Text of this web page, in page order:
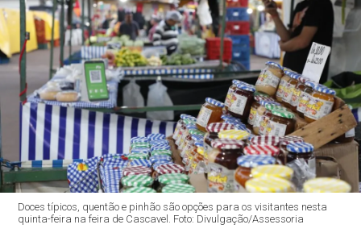
Doces típicos, quentão e pinhão são opções para os visitantes nesta
quinta-feira na feira de Cascavel. Foto: Divulgação/Assessoria